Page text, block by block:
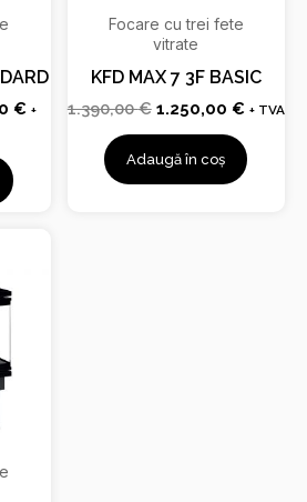
€ +
Focare cu trei fete
vitrate
KFD MAX 7 3F BASIC
1.390,00€ 1.250,00 € + TVA
Adaugă în coș